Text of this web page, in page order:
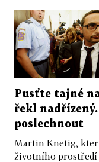
Pusťte tajné
řekl
poslechnout
Martin Knetig,
životního prostředí